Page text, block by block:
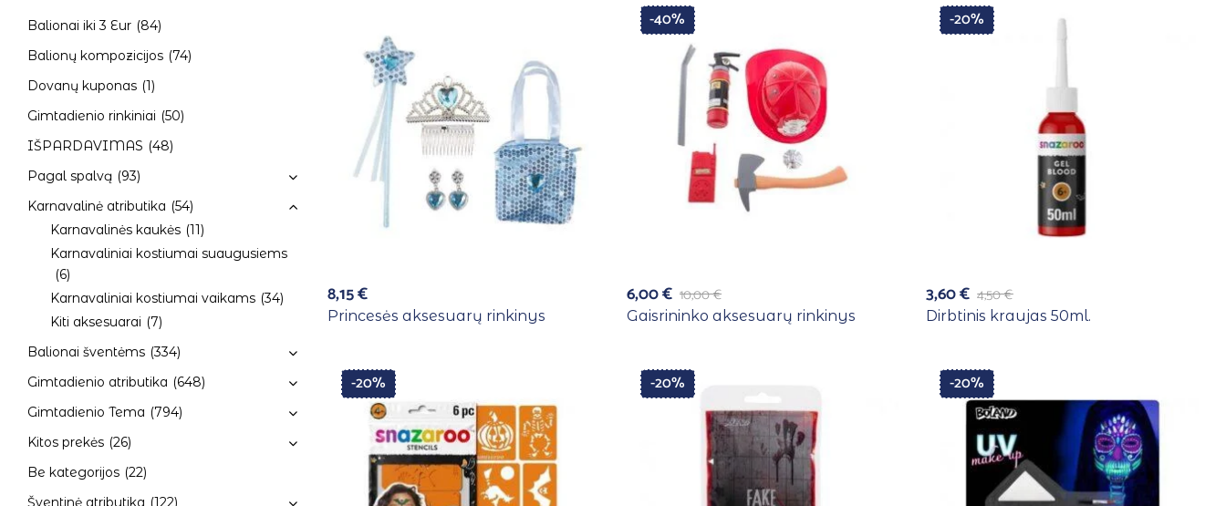
Balionai iki 3 Eur (84)
Balionų kompozicijos (74)
Dovanų kuponas (1)
Gimtadienio rinkiniai (50)
IŠPARDAVIMAS (48)
Pagal spalvą (93)
Karnavalinė atributika (54)
Karnavalinės kaukės (11)
Karnavaliniai kostiumai suaugusiems
(6)
Karnavaliniai kostiumai vaikams (34)
Kiti aksesuarai (7)
Balionai šventėms (334)
Gimtadienio atributika (648)
Gimtadienio Tema (794)
Kitos prekės (26)
Be kategorijos (22)
Šventinė atributika (122)
8,15€
Princesės aksesuarų rinkinys
-40%
10,00€
6,00€
Gaisrininko aksesuarų rinkinys
-20%
4,50€
3,60€
Dirbtinis kraujas 50ml.
-20% -20% -20%